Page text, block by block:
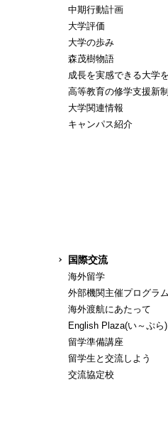
中期行動計画
大学評価
大学の歩み
森茂樹物語
成長を実感できる大学
高等教育の修学支援新
大学関連情報
キャンパス紹介
国際交流
海外留学
外部機関主催プログラム
海外渡航にあたって
English Plaza(い～ぷら)
留学準備講座
留学生と交流しよう
交流協定校